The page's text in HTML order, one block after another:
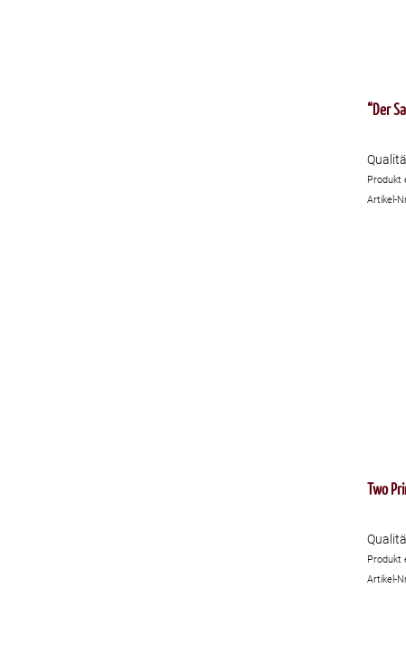
“Der
Produkt
Artikel-
Two
Produkt
Artikel-